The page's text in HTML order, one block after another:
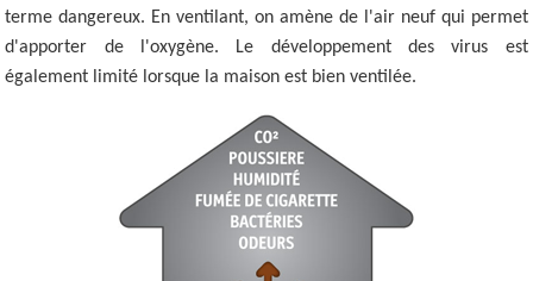
terme dangereux. En ventilant, on amène de l'air neuf qui permet
d'apporter de l'oxygène. Le développement des virus est
également limité lorsque la maison est bien ventilée.